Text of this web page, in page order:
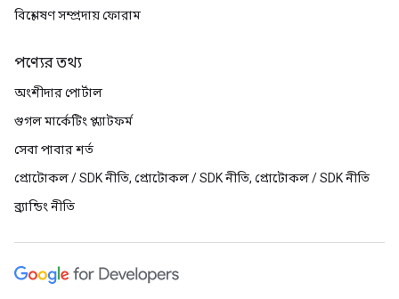
বিশ্লেষণ সম্প্রদায় ফোরাম
পণ্যের তথ্য
অংশীদার পোর্টাল
গুগল মার্কেটিং প্ল্যাটফর্ম
সেবা পাবার শর্ত
প্রোটোকল / SDK নীতি, প্রোটোকল / SDK নীতি, প্রোটোকল / SDK নীতি
ব্র্যান্ডিং নীতি